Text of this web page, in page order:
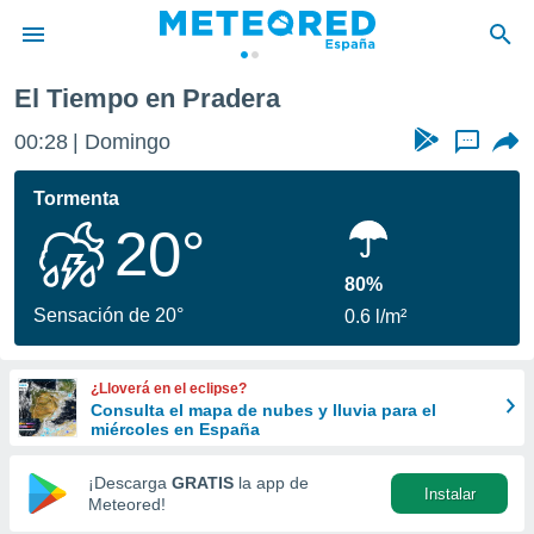
de
por
se
calidad.
a este
las
y
forma
digital
basada
El Tiempo en Pradera
00:28 Domingo ...
Tormenta
20°
Sensación de 20°
80%
0.6 l/m²
¿Lloverá en el eclipse?
Consulta el mapa de nubes y lluvia para el
miércoles en España
¡Descarga GRATIS la app de
Meteored!
Instalar